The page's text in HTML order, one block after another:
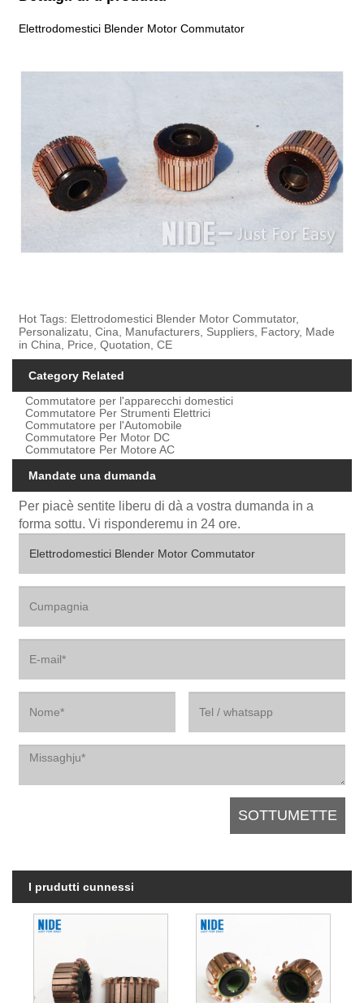
Elettrodomestici Blender Motor Commutator
Hot Tags: Elettrodomestici Blender Motor Commutator,
Personalizatu, Cina, Manufacturers, Suppliers, Factory, Made
in China, Price, Quotation, CE
Category Related
Commutatore per l'apparecchi domestici
Commutatore Per Strumenti Elettrici
Commutatore per l'Automobile
Commutatore Per Motor DC
Commutatore Per Motore AC
Mandate una dumanda
Per piacè sentite liberu di dà a vostra dumanda in a
forma sottu. Vi risponderemu in 24 ore.
I prudutti cunnessi